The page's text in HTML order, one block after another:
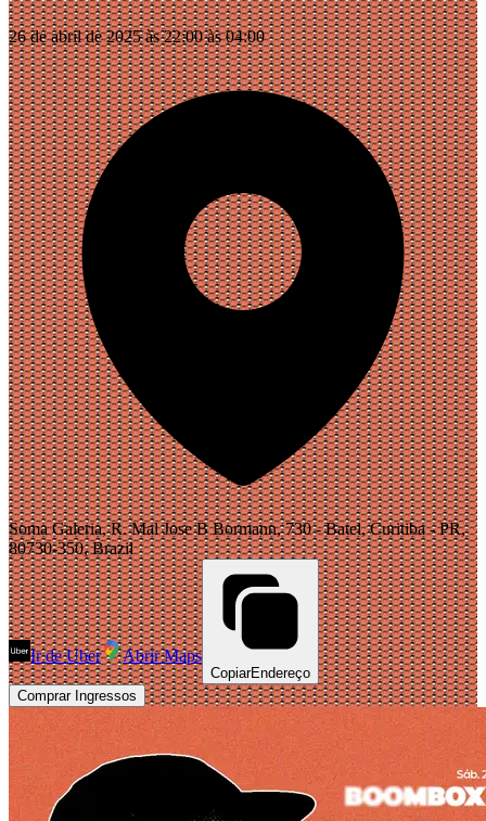
26 de abril de 2025 às 22:00 às 04:00
Soma Galeria, R. Mal Jose B Bormann, 730 - Batel, Curitiba - PR,
80730-350, Brazil
Ir de Uber Abrir Maps
CopiarEndereço
Comprar Ingressos